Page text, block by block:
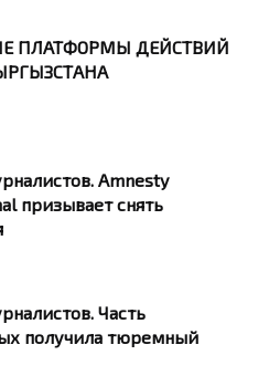
ПЛАТФОРМЫ ДЕЙСТВИЙ
Amnesty
призывает снять
Часть
получила тюремный